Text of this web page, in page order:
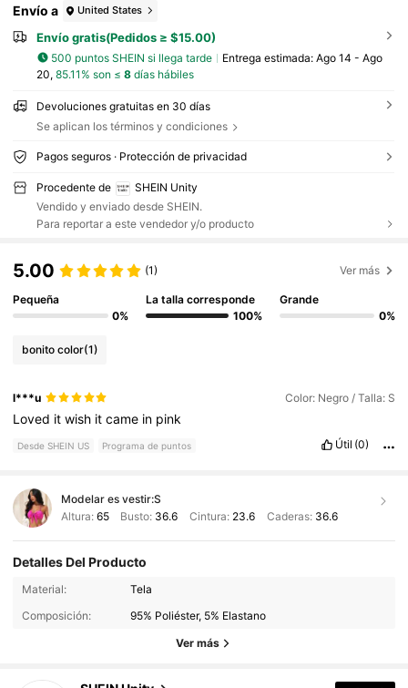
Envío a United States
Envío gratis(Pedidos ≥ $15.00)
500 puntos SHEIN si llega tarde Entrega estimada: Ago 14 - Ago
20, 85.11% son ≤ 8días hábiles
Devoluciones gratuitas en 30 días
Se aplican los términos y condiciones
Pagos seguros · Protección de privacidad
Procedente de
SHEIN Unity
Vendido y enviado desde SHEIN.
Para reportar a este vendedor y/o producto
5.00 (1) Ver más
Pequeña
0%
La talla corresponde
100%
Grande
0%
bonito color(1)
l***u Color: Negro / Talla: S
Loved itwish itcame in pink
Desde SHEIN US Programa de puntos Útil (0)
Modelar es vestir:S
Altura: 65 Busto: 36.6 Cintura: 23.6 Caderas: 36.6
Detalles Del Producto
Material:
Tela
Composición:
95% Poliéster, 5% Elastano
Ver más
545K Seguidores
545K Seguidores